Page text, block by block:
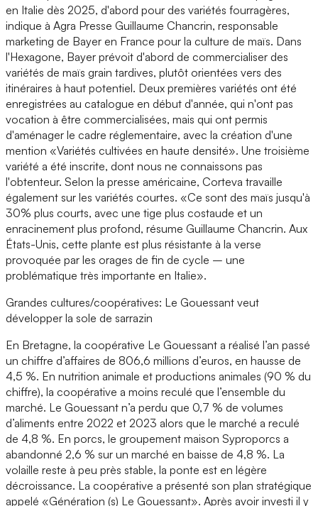
en Italie dès 2025, d'abord pour des variétés fourragères,
indique à Agra Presse Guillaume Chancrin, responsable
marketing de Bayer en France pour la culture de maïs. Dans
l'Hexagone, Bayer prévoit d'abord de commercialiser des
variétés de maïs grain tardives, plutôt orientées vers des
itinéraires à haut potentiel. Deux premières variétés ont été
enregistrées au catalogue en début d'année, qui n'ont pas
vocation à être commercialisées, mais qui ont permis
d'aménager le cadre réglementaire, avec la création d'une
mention «Variétés cultivées en haute densité». Une troisième
variété a été inscrite, dont nous ne connaissons pas
l'obtenteur. Selon la presse américaine, Corteva travaille
également sur les variétés courtes. «Ce sont des maïs jusqu'à
30% plus courts, avec une tige plus costaude et un
enracinement plus profond, résume Guillaume Chancrin. Aux
États-Unis, cette plante est plus résistante à la verse
provoquée par les orages de fin de cycle – une
problématique très importante en Italie».
Grandes cultures/coopératives: Le Gouessant veut
développer la sole de sarrazin
En Bretagne, la coopérative Le Gouessant a réalisé l’an passé
un chiffre d’affaires de 806,6 millions d’euros, en hausse de
4,5 %. En nutrition animale et productions animales (90 % du
chiffre), la coopérative a moins reculé que l’ensemble du
marché. Le Gouessant n’a perdu que 0,7 % de volumes
d’aliments entre 2022 et 2023 alors que le marché a reculé
de 4,8 %. En porcs, le groupement maison Syproporcs a
abandonné 2,6 % sur un marché en baisse de 4,8 %. La
volaille reste à peu près stable, la ponte est en légère
décroissance. La coopérative a présenté son plan stratégique
appelé «Génération (s) Le Gouessant». Après avoir investi il y